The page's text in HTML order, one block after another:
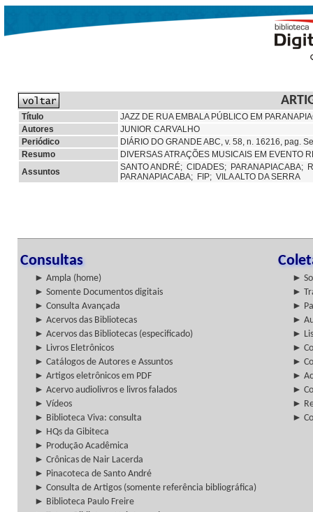
Título
JAZZ DE RUA EMBALA PÚBLICO EM
Autores
JUNIOR CARVALHO
Periódico
DIÁRIO DO GRANDE ABC, v. 58, n. 16216, pag.
Resumo
DIVERSAS ATRAÇÕES MUSICAIS EM EVENTO
Assuntos
SANTO ANDRÉ; CIDADES; PARANAPIACABA;
PARANAPIACABA; FIP; VILA ALTO DA SERRA
Consultas
► Ampla (home)
►
► Somente Documentos digitais
►
► Consulta Avançada
►
► Acervos das Bibliotecas
►
► Acervos das Bibliotecas (especificado)
►
► Livros Eletrônicos
►
► Catálogos de Autores e Assuntos
►
► Artigos eletrônicos em PDF
►
► Acervo audiolivros e livros falados
►
► Vídeos
►
► Biblioteca Viva: consulta
►
► HQs da Gibiteca
► Produção Acadêmica
► Crônicas de Nair Lacerda
► Pinacoteca de Santo André
► Consulta de Artigos (somente referência bibliográfica)
► Biblioteca Paulo Freire